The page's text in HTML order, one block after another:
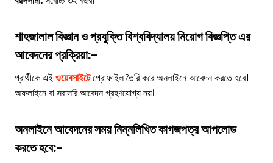
শাহজালাল বিজ্ঞান ও প্রযুক্তি বিশ্ববিদ্যালয়নিয়োগ বিজ্ঞপ্তি এর
আবেদনের প্রক্রিয়া:-
প্রার্থীকে এইওয়েবসাইটেপ্রোফাইল তৈরি করে অনলাইনে আবেদন করতে হবে।
অফলাইনে বা সরাসরি আবেদন গ্রহণযোগ্য নয়।
অনলাইনে আবেদনের সময় নিম্নলিখিত কাগজপত্র আপলোড
করতে হবে:-